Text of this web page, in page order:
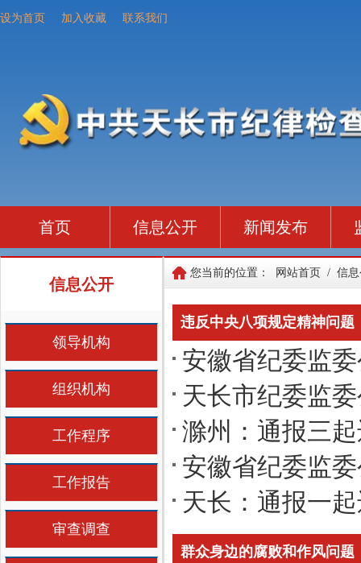
设为首页 加入收藏 联系我们
首页 信息公开 新闻发布
信息公开
领导机构
组织机构
工作程序
工作报告
审查调查
您当前的位置： 网站首页 / 信
违反中央八项规定精神问题
安徽省纪委监
天长市纪委监
滁州：通报三
安徽省纪委监
天长：通报一
群众身边的腐败和作风问题